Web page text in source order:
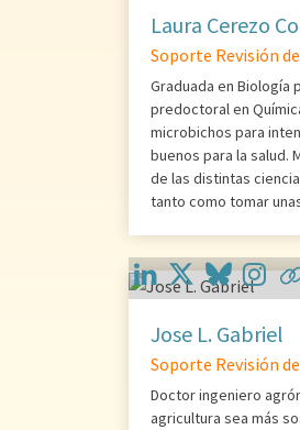
Laura Cerezo
Soporte Revisión
Graduada en Biología
predoctoral en
microbichos para
buenos para la salud.
de las distintas
tanto como tomar
Jose L. Gabriel
Soporte Revisión
Doctor ingeniero
agricultura sea más